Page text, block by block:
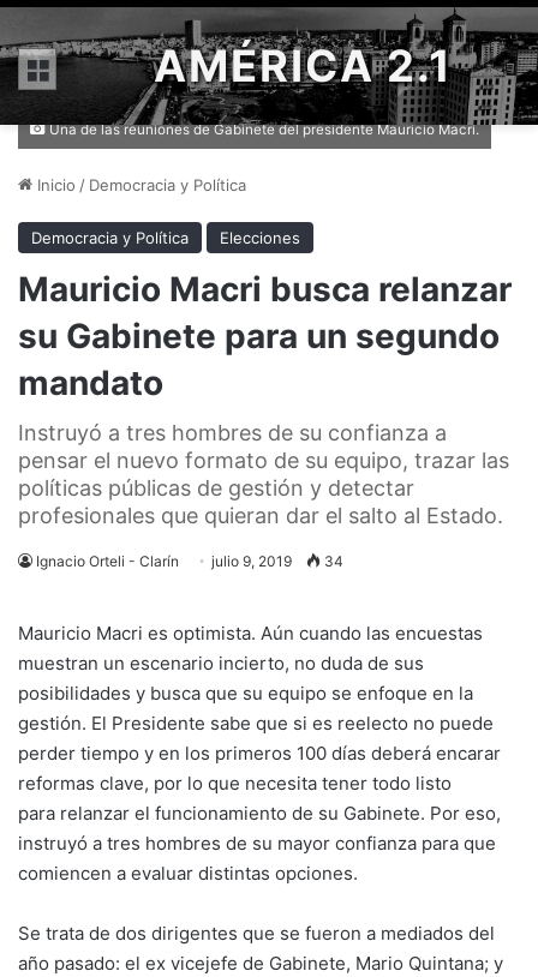
Menú AMÉRICA 2.1
Una de las reuniones de Gabinete del presidente Mauricio Macri.
Inicio / Democracia y Política
Democracia y Política Elecciones
Mauricio Macri busca relanzar
su Gabinete para un segundo
mandato
Instruyó a tres hombres de su confianza a
pensar el nuevo formato de su equipo, trazar las
políticas públicas de gestión y detectar
profesionales que quieran dar el salto al Estado.
Ignacio Orteli - Clarín julio 9, 2019 34
Mauricio Macri es optimista. Aún cuando las encuestas
muestran un escenario incierto, no duda de sus
posibilidades y busca que su equipo se enfoque en la
gestión. El Presidente sabe que si es reelecto no puede
perder tiempo y en los primeros 100 días deberá encarar
reformas clave, por lo que necesita tener todo listo
para relanzar el funcionamiento de su Gabinete. Por eso,
instruyó a tres hombres de su mayor confianza para que
comiencen a evaluar distintas opciones.
Se trata de dos dirigentes que se fueron a mediados del
año pasado: el ex vicejefe de Gabinete, Mario Quintana; y